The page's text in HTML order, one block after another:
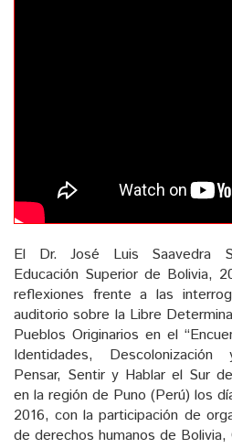
El Dr. José Luis Saavedra
Educación Superior de Bolivia,
reflexiones frente a las
auditorio sobre la Libre
Pueblos Originarios en el
Identidades,
Pensar, Sentir y Hablar el Sur
en la región de Puno (Perú) los
2016, con la participación de
de derechos humanos de